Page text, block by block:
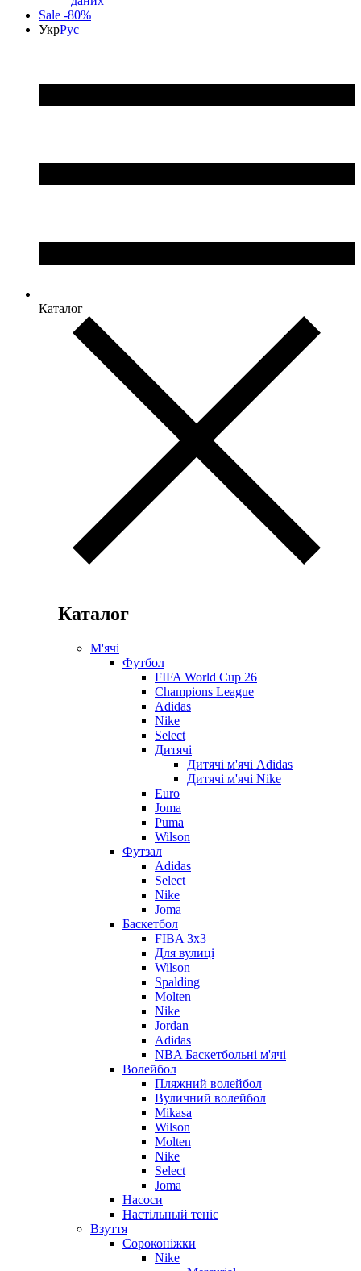
Sale -80%
УкрРус
Каталог
Каталог
М'ячі
Футбол
FIFA World Cup 26
Champions League
Adidas
Nike
Select
Дитячі
Дитячі м'ячі Adidas
Дитячі м'ячі Nike
Euro
Joma
Puma
Wilson
Футзал
Adidas
Select
Nike
Joma
Баскетбол
FIBA 3x3
Для вулиці
Wilson
Spalding
Molten
Nike
Jordan
Adidas
NBA Баскетбольні м'ячі
Волейбол
Пляжний волейбол
Вуличний волейбол
Mikasa
Wilson
Molten
Nike
Select
Joma
Насоси
Настільный теніс
Взуття
Сороконіжки
Nike